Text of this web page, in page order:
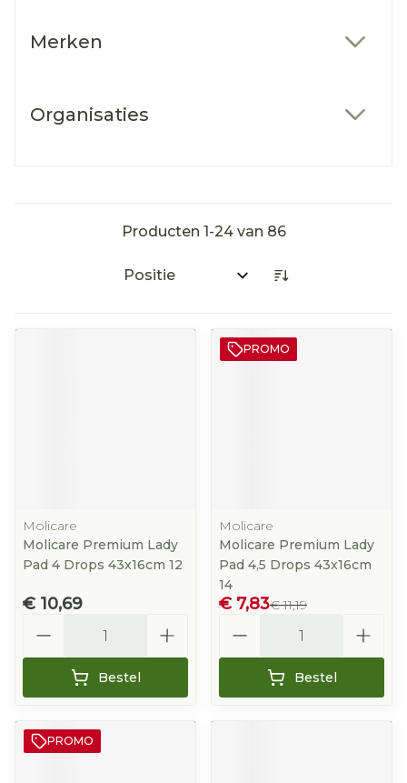
Merken
Organisaties
Producten 1-24van 86
Sorteer op:
Molicare
Molicare Premium Lady
Pad 4 Drops 43x16cm 12
€ 10,69
Bestel
PROMO
Molicare
Molicare Premium Lady
Pad 4,5 Drops 43x16cm
14
€ 11,19
€ 7,83
Bestel
PROMO